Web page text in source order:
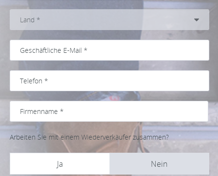
Arbeiten Sie mit einem Wiederverkäufer zusammen?
Ja Nein